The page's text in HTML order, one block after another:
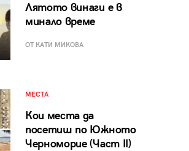
Лятото винаги е в
минало време
ОТ КАТИ МИКОВА
МЕСТА
Кои места да
посетиш по Южното
Черноморие (Част II)